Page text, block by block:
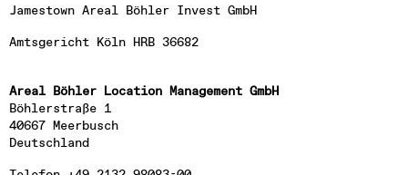
Jamestown Areal Böhler Invest GmbH
Amtsgericht Köln HRB 36682
Areal Böhler Location Management GmbH
Böhlerstraße 1
40667 Meerbusch
Deutschland